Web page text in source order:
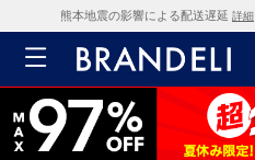
熊本地震の影響による配送遅延 詳細